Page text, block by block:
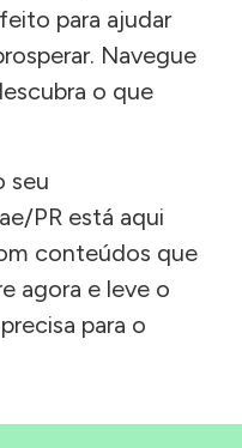
para ajudar
Navegue
o que
seu
PR está aqui
conteúdos que
agora e leve o
para o